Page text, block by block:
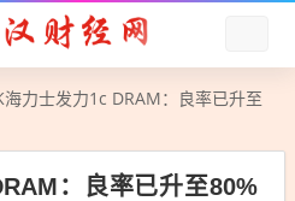
海力士发力1c DRAM：良率已升至
：良率已升至80%